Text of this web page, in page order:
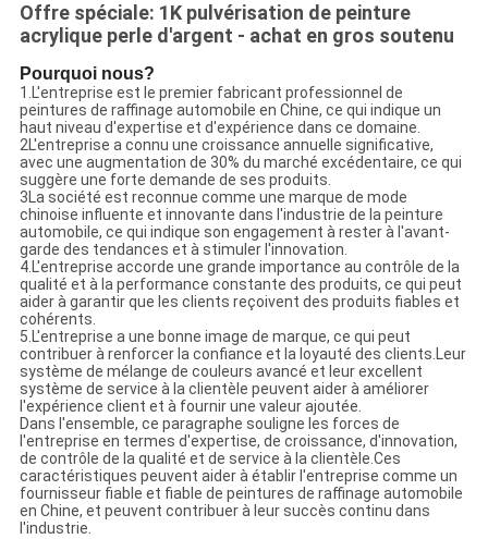
Offre spéciale: 1K pulvérisation de peinture
acrylique perle d'argent - achat en gros soutenu
Pourquoi nous?
1.L'entreprise est le premier fabricant professionnel de
peintures de raffinage automobile en Chine, ce qui indique un
haut niveau d'expertise et d'expérience dans ce domaine.
2L'entreprise a connu une croissance annuelle significative,
avec une augmentation de 30% du marché excédentaire, ce qui
suggère une forte demande de ses produits.
3La société est reconnue comme une marque de mode
chinoise influente et innovante dans l'industrie de la peinture
automobile, ce qui indique son engagement à rester à l'avant-
garde des tendances et à stimuler l'innovation.
4.L'entreprise accorde une grande importance au contrôle de la
qualité et à la performance constante des produits, ce qui peut
aider à garantir que les clients reçoivent des produits fiables et
cohérents.
5.L'entreprise a une bonne image de marque, ce qui peut
contribuer à renforcer la confiance et la loyauté des clients.Leur
système de mélange de couleurs avancé et leur excellent
système de service à la clientèle peuvent aider à améliorer
l'expérience client et à fournir une valeur ajoutée.
Dans l'ensemble, ce paragraphe souligne les forces de
l'entreprise en termes d'expertise, de croissance, d'innovation,
de contrôle de la qualité et de service à la clientèle.Ces
caractéristiques peuvent aider à établir l'entreprise comme un
fournisseur fiable et fiable de peintures de raffinage automobile
en Chine, et peuvent contribuer à leur succès continu dans
l'industrie.